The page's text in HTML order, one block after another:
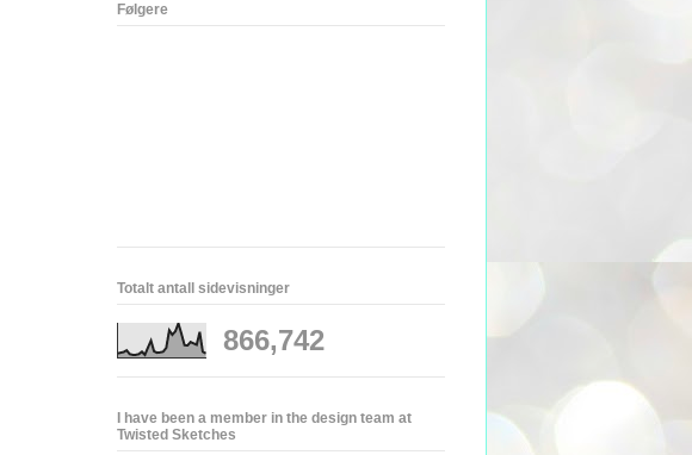
Følgere
Totalt antall sidevisninger
866,742
I have been a member in the design team at
Twisted Sketches